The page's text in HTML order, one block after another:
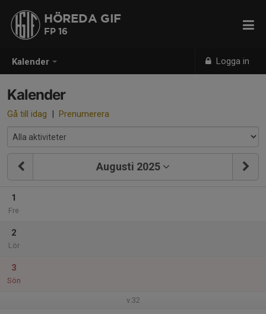
Kalender Logga in
HÖREDA GIF
FP 16
Kalender
Gå till idag | Prenumerera
Augusti 2025
1
Fre
2
Lör
3
Sön
v.32